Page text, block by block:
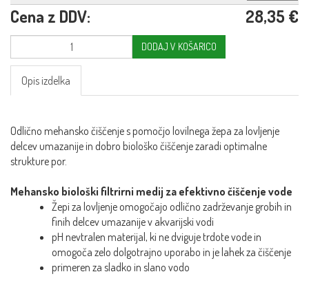
Cena z DDV: 28,35 €
DODAJ V KOŠARICO
Opis izdelka
Odlično mehansko čiščenje s pomočjo lovilnega žepa za lovljenje
delcev umazanije in dobro biološko čiščenje zaradi optimalne
strukture por.
Mehansko biološki filtrirni medij za efektivno čiščenje vode
Žepi za lovljenje omogočajo odlično zadrževanje grobih in
finih delcev umazanije v akvarijski vodi
pH nevtralen materijal, ki ne dviguje trdote vode in
omogoča zelo dolgotrajno uporabo in je lahek za čiščenje
primeren za sladko in slano vodo